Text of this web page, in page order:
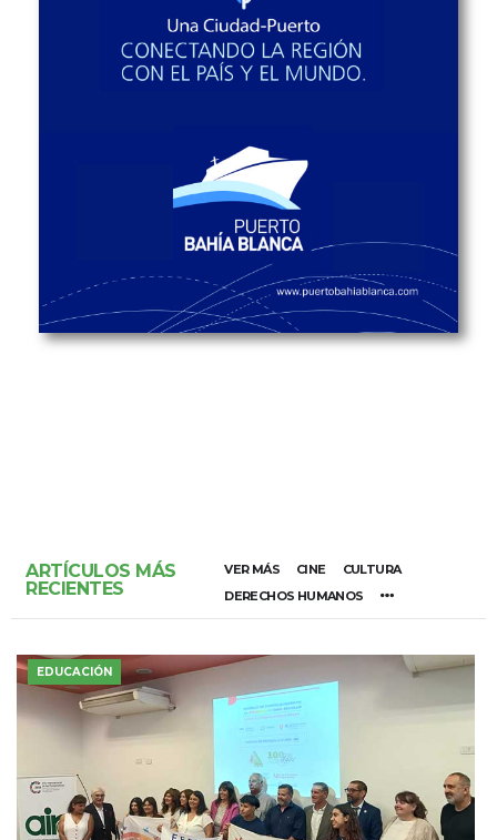
ARTÍCULOS MÁS
RECIENTES
VER MÁS CINE
CULTURA
DERECHOS HUMANOS
EDUCACIÓN